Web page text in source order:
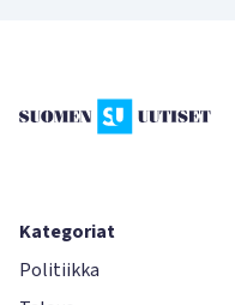
Kategoriat
Politiikka